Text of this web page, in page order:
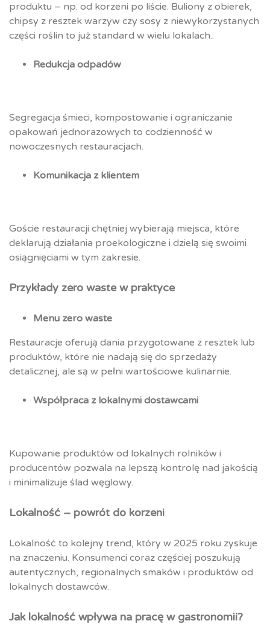
produktu – np. od korzeni po liście. Buliony z obierek,
chipsy z resztek warzyw czy sosy z niewykorzystanych
części roślin to już standard w wielu lokalach..
Redukcja odpadów
Segregacja śmieci, kompostowanie i ograniczanie
opakowań jednorazowych to codzienność w
nowoczesnych restauracjach.
Komunikacja z klientem
Goście restauracji chętniej wybierają miejsca, które
deklarują działania proekologiczne i dzielą się swoimi
osiągnięciami w tym zakresie.
Przykłady zero waste w praktyce
Menu zero waste
Restauracje oferują dania przygotowane z resztek lub
produktów, które nie nadają się do sprzedaży
detalicznej, ale są w pełni wartościowe kulinarnie.
Współpraca z lokalnymi dostawcami
Kupowanie produktów od lokalnych rolników i
producentów pozwala na lepszą kontrolę nad jakością
i minimalizuje ślad węglowy.
Lokalność – powrót do korzeni
Lokalność to kolejny trend, który w 2025 roku zyskuje
na znaczeniu. Konsumenci coraz częściej poszukują
autentycznych, regionalnych smaków i produktów od
lokalnych dostawców.
Jak lokalność wpływa na pracę w gastronomii?